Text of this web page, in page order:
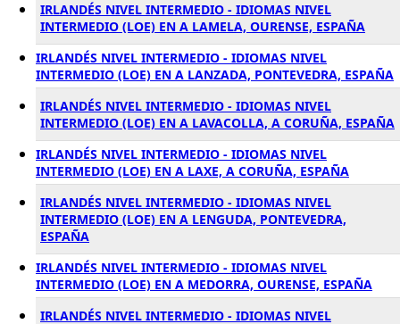
IRLANDÉS NIVEL INTERMEDIO - IDIOMAS NIVEL
INTERMEDIO (LOE) EN A LAMELA, OURENSE, ESPAÑA
IRLANDÉS NIVEL INTERMEDIO - IDIOMAS NIVEL
INTERMEDIO (LOE) EN A LANZADA, PONTEVEDRA, ESPAÑA
IRLANDÉS NIVEL INTERMEDIO - IDIOMAS NIVEL
INTERMEDIO (LOE) EN A LAVACOLLA, A CORUÑA, ESPAÑA
IRLANDÉS NIVEL INTERMEDIO - IDIOMAS NIVEL
INTERMEDIO (LOE) EN A LAXE, A CORUÑA, ESPAÑA
IRLANDÉS NIVEL INTERMEDIO - IDIOMAS NIVEL
INTERMEDIO (LOE) EN A LENGUDA, PONTEVEDRA,
ESPAÑA
IRLANDÉS NIVEL INTERMEDIO - IDIOMAS NIVEL
INTERMEDIO (LOE) EN A MEDORRA, OURENSE, ESPAÑA
IRLANDÉS NIVEL INTERMEDIO - IDIOMAS NIVEL